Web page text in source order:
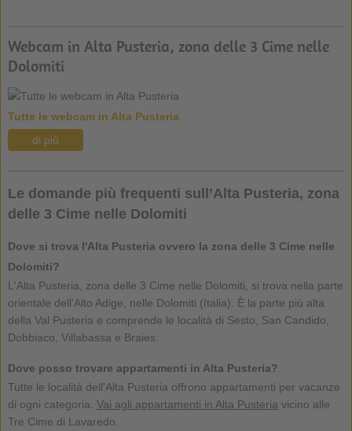
Webcam in Alta Pusteria, zona delle 3 Cime nelle
Dolomiti
Tutte le webcam in Alta Pusteria
di più
Le domande più frequenti sull’Alta Pusteria, zona
delle 3 Cime nelle Dolomiti
Dove si trova l'Alta Pusteria ovvero la zona delle 3 Cime nelle
Dolomiti?
L'Alta Pusteria, zona delle 3 Cime nelle Dolomiti, si trova nella parte
orientale dell'Alto Adige, nelle Dolomiti (Italia). È la parte più alta
della Val Pusteria e comprende le località di Sesto, San Candido,
Dobbiaco, Villabassa e Braies.
Dove posso trovare appartamenti in Alta Pusteria?
Tutte le località dell'Alta Pusteria offrono appartamenti per vacanze
di ogni categoria. Vai agli appartamenti in Alta Pusteria vicino alle
Tre Cime di Lavaredo.